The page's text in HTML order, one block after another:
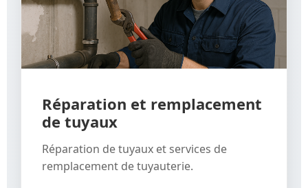
Réparation et remplacement
de tuyaux
Réparation de tuyaux et services de
remplacement de tuyauterie.